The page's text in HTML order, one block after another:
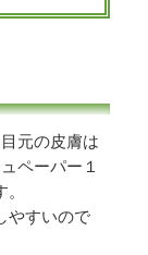
元の皮膚は
ペーパー１
やすいので